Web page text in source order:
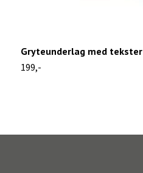
Gryteunderlag med tekster
199,-